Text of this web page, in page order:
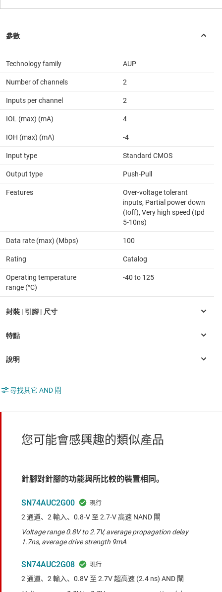
Technology family AUP
Number of channels 2
Inputs per channel 2
IOL (max) (mA) 4
IOH (max) (mA) -4
Input type Standard CMOS
Output type Push-Pull
Features
Over-voltage tolerant
inputs, Partial power down
(Ioff), Very high speed (tpd
5-10ns)
Data rate (max) (Mbps) 100
Rating Catalog
Operating temperature
range (°C)
-40 to 125
尋找其它 AND 閘
您可能會感興趣的類似產品
針腳對針腳的功能與所比較的裝置相同。
SN74AUC2G00
2 通道、2 輸入、0.8-V 至 2.7-V 高速 NAND 閘
Voltage range 0.8V to 2.7V, average propagation delay
1.7ns, average drive strength 9mA
SN74AUC2G08
2 通道、2 輸入、0.8V 至 2.7V 超高速 (2.4 ns) AND 閘